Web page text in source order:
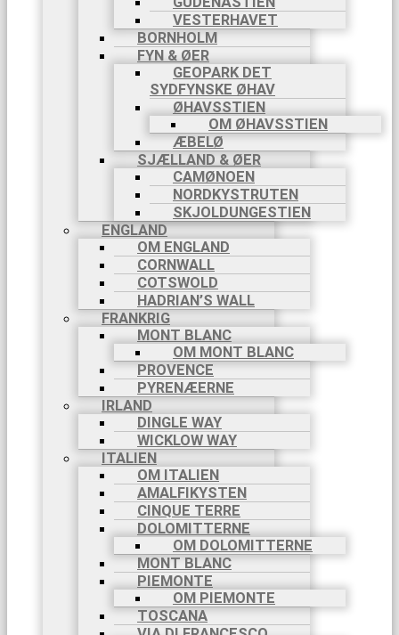
VESTERHAVET
BORNHOLM
FYN & ØER
GEOPARK DET
SYDFYNSKE ØHAV
ØHAVSSTIEN
OM ØHAVSSTIEN
ÆBELØ
SJÆLLAND & ØER
CAMØNOEN
NORDKYSTRUTEN
SKJOLDUNGESTIEN
ENGLAND
OM ENGLAND
CORNWALL
COTSWOLD
HADRIAN’S WALL
FRANKRIG
MONT BLANC
OM MONT BLANC
PROVENCE
PYRENÆERNE
IRLAND
DINGLE WAY
WICKLOW WAY
ITALIEN
OM ITALIEN
AMALFIKYSTEN
CINQUE TERRE
DOLOMITTERNE
OM DOLOMITTERNE
MONT BLANC
PIEMONTE
OM PIEMONTE
TOSCANA